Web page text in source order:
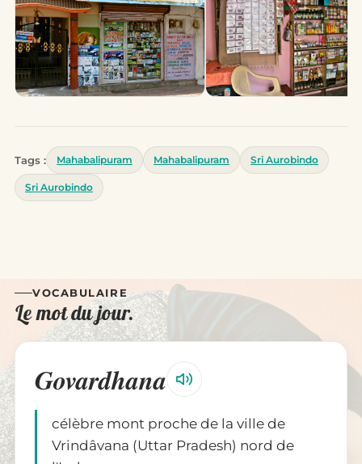
Tags : Mahabalipuram Mahabalipuram Sri Aurobindo
Sri Aurobindo
VOCABULAIRE
Le mot du jour.
Govardhana
célèbre mont proche de la ville de
Vrindâvana (Uttar Pradesh) nord de